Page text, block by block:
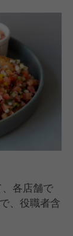
寄り添う。
て、やって
い。
ひ一緒に働
各店舗で
、役職者含